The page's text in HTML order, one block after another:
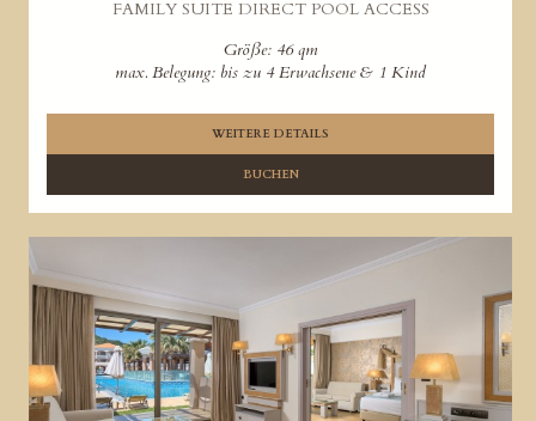
FAMILY SUITE DIRECT POOL ACCESS
Größe: 46 qm
max. Belegung: bis zu 4 Erwachsene & 1 Kind
WEITERE DETAILS
BUCHEN